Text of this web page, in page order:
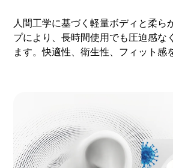
人間工学に基づく軽量ボディと柔ら
プにより、長時間使用でも圧迫感な
ます。快適性、衛生性、フィット感